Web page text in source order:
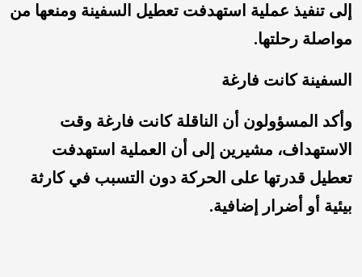
إلى تنفيذ عملية استهدفت تعطيل السفينة ومنعها من
مواصلة رحلتها.
السفينة كانت فارغة
وأكد المسؤولون أن الناقلة كانت فارغة وقت
الاستهداف، مشيرين إلى أن العملية استهدفت
تعطيل قدرتها على الحركة دون التسبب في كارثة
بيئية أو أضر ار إضافية.